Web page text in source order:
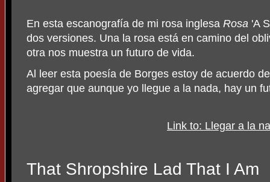
En esta escanografía de mi rosa inglesa Rosa 'A
dos versiones. Una la rosa está en camino del
otra nos muestra un futuro de vida.
Al leer esta poesía de Borges estoy de acuerdo
agregar que aunque yo llegue a la nada, hay un
Link to: Llegar a la
That Shropshire Lad That I Am